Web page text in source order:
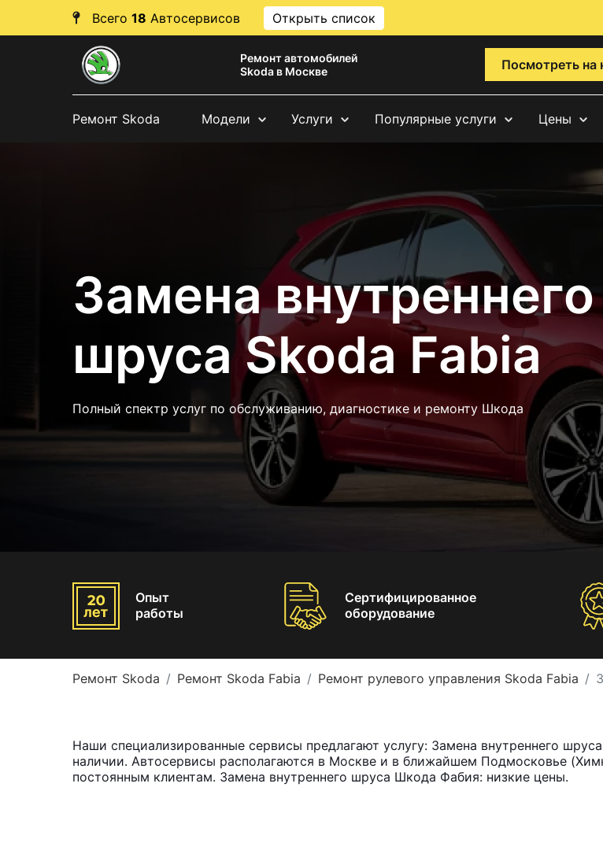
Всего 18 Автосервисов Открыть список
Ремонт автомобилей
Skoda в Москве
Посмотреть на
Ремонт Skoda Модели Услуги Популярные услуги Цены
Замена внутреннего
шруса Skoda Fabia
Полный спектр услуг по обслуживанию, диагностике и ремонту Шкода
Опыт
работы
Сертифицированное
оборудование
Ремонт Skoda Ремонт Skoda Fabia Ремонт рулевого управления Skoda Fabia
Наши специализированные сервисы предлагают услугу: Замена внутреннего
наличии. Автосервисы располагаются в Москве и в ближайшем Подмосковье
постоянным клиентам. Замена внутреннего шруса Шкода Фабия: низкие цены.